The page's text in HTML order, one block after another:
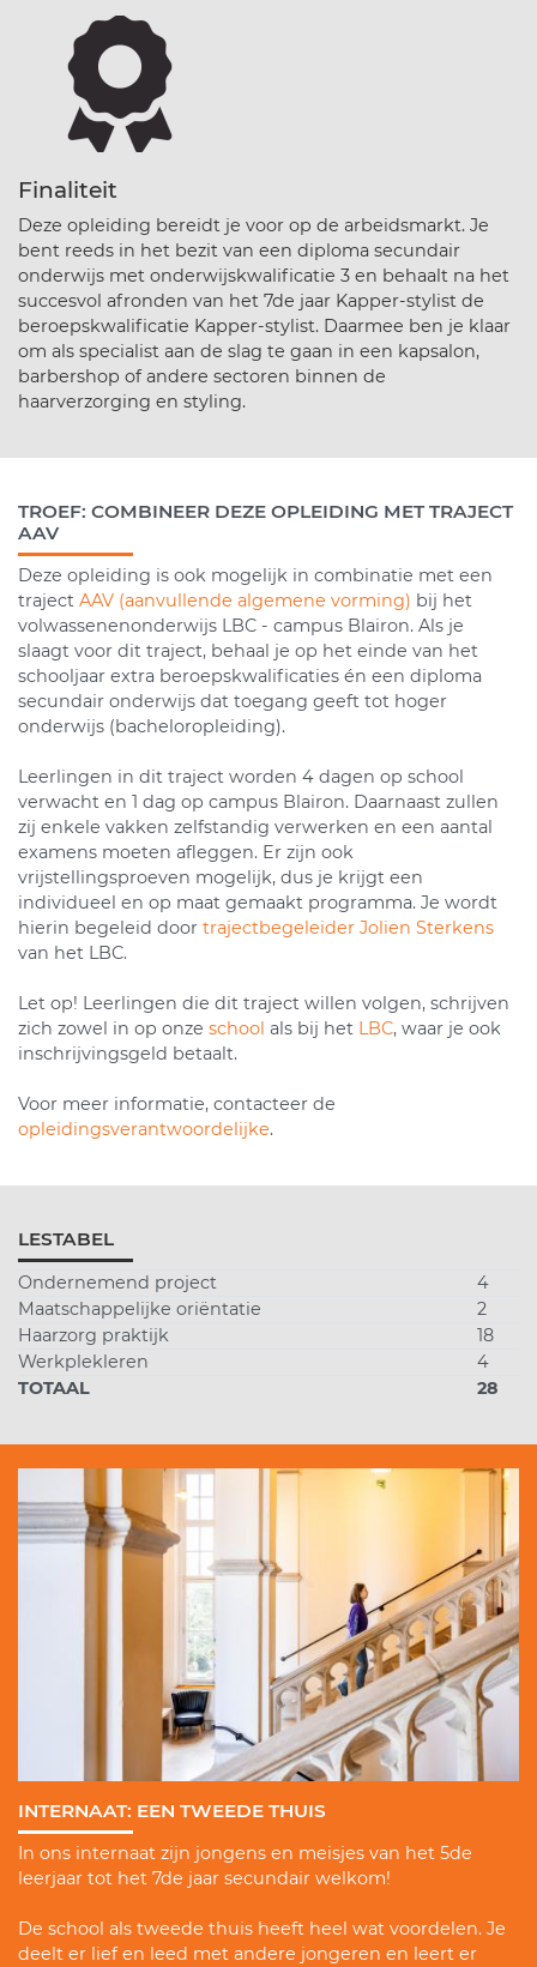
Finaliteit
Deze opleiding bereidt je voor op de arbeidsmarkt. Je
bent reeds in het bezit van een diploma secundair
onderwijs met onderwijskwalificatie 3 en behaalt na het
succesvol afronden van het 7de jaar Kapper-stylist de
beroepskwalificatie Kapper-stylist. Daarmee ben je klaar
om als specialist aan de slag te gaan in een kapsalon,
barbershop of andere sectoren binnen de
haarverzorging en styling.
TROEF: COMBINEER DEZE OPLEIDING MET TRAJECT
AAV
Deze opleiding is ook mogelijk in combinatie met een
traject AAV (aanvullende algemene vorming) bij het
volwassenenonderwijs LBC - campus Blairon. Als je
slaagt voor dit traject, behaal je op het einde van het
schooljaar extra beroepskwalificaties én een diploma
secundair onderwijs dat toegang geeft tot hoger
onderwijs (bacheloropleiding).
Leerlingen in dit traject worden 4 dagen op school
verwacht en 1 dag op campus Blairon. Daarnaast zullen
zij enkele vakken zelfstandig verwerken en een aantal
examens moeten afleggen. Er zijn ook
vrijstellingsproeven mogelijk, dus je krijgt een
individueel en op maat gemaakt programma. Je wordt
hierin begeleid door trajectbegeleider Jolien Sterkens
van het LBC.
Let op! Leerlingen die dit traject willen volgen, schrijven
zich zowel in op onze school als bij het LBC, waar je ook
inschrijvingsgeld betaalt.
Voor meer informatie, contacteer de
opleidingsverantwoordelijke.
LESTABEL
Ondernemend project
4
Maatschappelijke oriëntatie
2
Haarzorg praktijk
18
Werkplekleren
4
TOTAAL
28
INTERNAAT: EEN TWEEDE THUIS
In ons internaat zijn jongens en meisjes van het 5de
leerjaar tot het 7de jaar secundair welkom!
De school als tweede thuis heeft heel wat voordelen. Je
deelt er lief en leed met andere jongeren en leert er